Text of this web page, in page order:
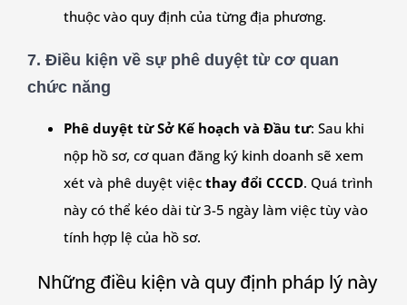
thuộc vào quy định của từng địa phương.
7. Điều kiện về sự phê duyệt từ cơ quan
chức năng
Phê duyệt từ Sở Kế hoạch và Đầu tư: Sau khi
nộp hồ sơ, cơ quan đăng ký kinh doanh sẽ xem
xét và phê duyệt việc thay đổi CCCD. Quá trình
này có thể kéo dài từ 3-5 ngày làm việc tùy vào
tính hợp lệ của hồ sơ.
Những điều kiện và quy định pháp lý này